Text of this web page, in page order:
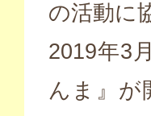
の活動に
2019年3
んま』が